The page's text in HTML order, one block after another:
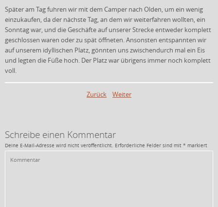
Später am Tag fuhren wir mit dem Camper nach Olden, um ein wenig
einzukaufen, da der nächste Tag, an dem wir weiterfahren wollten, ein
Sonntag war, und die Geschäfte auf unserer Strecke entweder komplett
geschlossen waren oder zu spät öffneten. Ansonsten entspannten wir
auf unserem idyllischen Platz, gönnten uns zwischendurch mal ein Eis
und legten die Füße hoch. Der Platz war übrigens immer noch komplett
voll.
Zurück Weiter
Schreibe einen Kommentar
Deine E-Mail-Adresse wird nicht veröffentlicht. Erforderliche Felder sind mit * markiert